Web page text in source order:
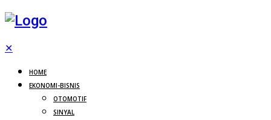
✕
HOME
EKONOMI-BISNIS
OTOMOTIF
SINYAL